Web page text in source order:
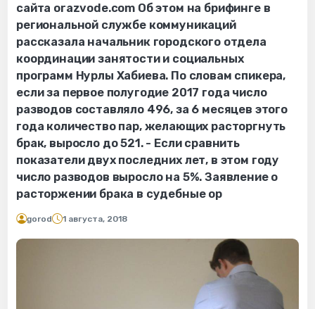
сайта orazvode.com Об этом на брифинге в
региональной службе коммуникаций
рассказала начальник городского отдела
координации занятости и социальных
программ Нурлы Хабиева. По словам спикера,
если за первое полугодие 2017 года число
разводов составляло 496, за 6 месяцев этого
года количество пар, желающих расторгнуть
брак, выросло до 521. - Если сравнить
показатели двух последних лет, в этом году
число разводов выросло на 5%. Заявление о
расторжении брака в судебные ор
gorod 1 августа, 2018